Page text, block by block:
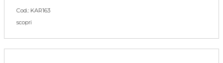
Cod.: KAR163
scopri